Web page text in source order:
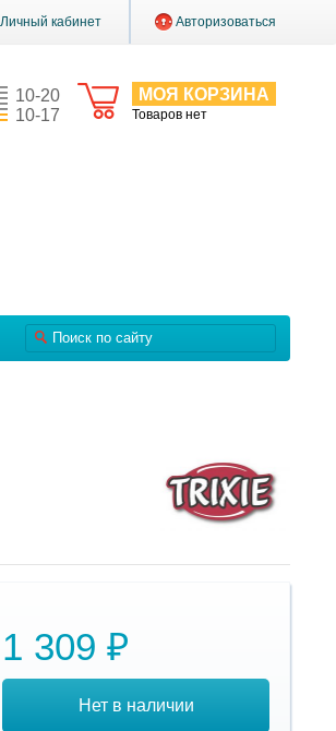
Личный кабинет Авторизоваться
МОЯ КОРЗИНА
Товаров нет
10-20
10-17
1 309 ₽
Нет в наличии